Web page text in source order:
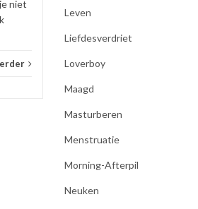
niet
Leven
Liefdesverdriet
Loverboy
Maagd
Masturberen
Menstruatie
Morning-Afterpil
Neuken